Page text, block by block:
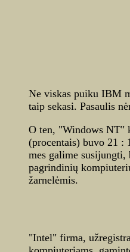
Ne viskas puiku IBM
taip sekasi. Pasaulis
O ten, "Windows NT"
(procentais) buvo 21 :
mes galime
pagrindinių
žarnelėmis.
"Intel" firma,